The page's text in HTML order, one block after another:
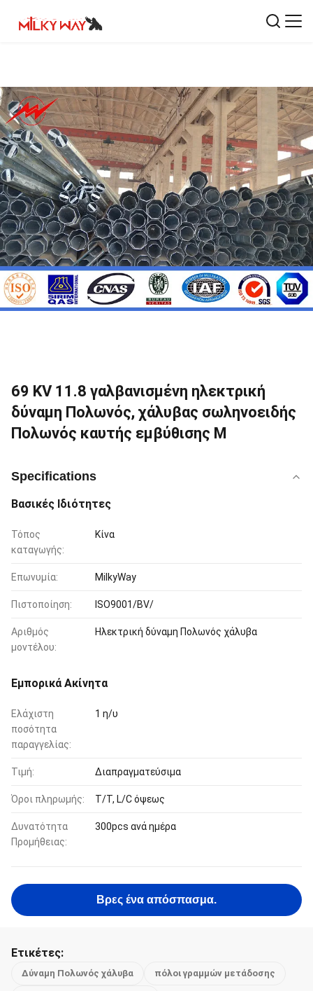
69 KV 11.8 γαλβανισμένη ηλεκτρική
δύναμη Πολωνός, χάλυβας σωληνοειδής
Πολωνός καυτής εμβύθισης Μ
Specifications
Βασικές Ιδιότητες
Τόπος
καταγωγής:
Κίνα
Επωνυμία: MilkyWay
Πιστοποίηση: ISO9001/BV/
Αριθμός
μοντέλου:
Ηλεκτρική δύναμη Πολωνός χάλυβα
Εμπορικά Ακίνητα
Ελάχιστη
ποσότητα
παραγγελίας:
1 η/υ
Τιμή: Διαπραγματεύσιμα
Όροι πληρωμής: T/T, L/C όψεως
Δυνατότητα
Προμήθειας:
300pcs ανά ημέρα
Βρες ένα απόσπασμα.
Ετικέτες:
Δύναμη Πολωνός χάλυβα πόλοι γραμμών μετάδοσης